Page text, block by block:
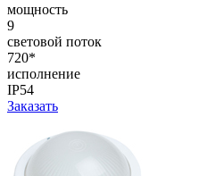
мощность
9
световой поток
720*
исполнение
IP54
Заказать